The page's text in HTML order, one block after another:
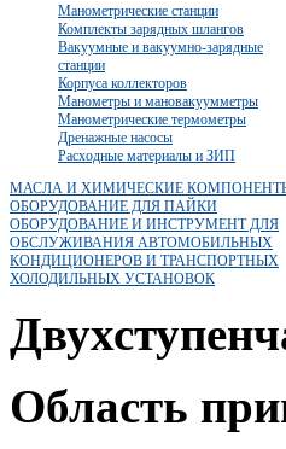
Манометрические станции
Комплекты зарядных шлангов
Вакуумные и вакуумно-зарядные
станции
Корпуса коллекторов
Манометры и мановакуумметры
Манометрические термометры
Дренажные насосы
Расходные материалы и ЗИП
МАСЛА И ХИМИЧЕСКИЕ
ОБОРУДОВАНИЕ ДЛЯ ПАЙКИ
ОБОРУДОВАНИЕ И ИНСТРУМЕНТ ДЛЯ
ОБСЛУЖИВАНИЯ АВТОМОБИЛЬНЫХ
КОНДИЦИОНЕРОВ И ТРАНСПОРТНЫХ
ХОЛОДИЛЬНЫХ УСТАНОВОК
Область